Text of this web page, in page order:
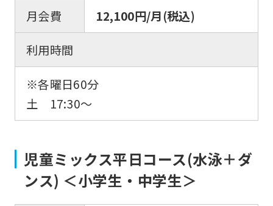
月会費
12,100円/月(税込)
利用時間
※各曜日60分
土 17:30〜
児童ミックス平日コース(水泳＋ダ
ンス) ＜小学生・中学生＞